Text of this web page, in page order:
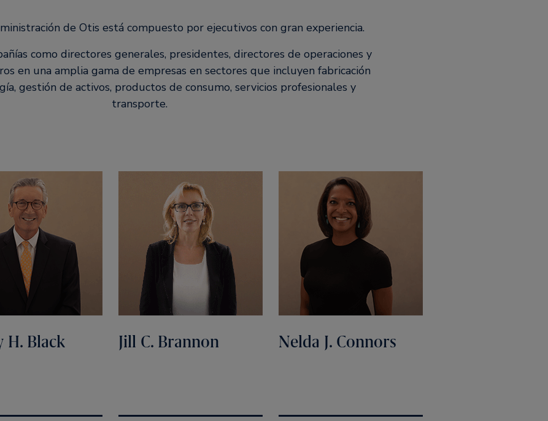
de Otis está compuesto por ejecutivos con gran experiencia.
como directores generales, presidentes, directores de operaciones y
en una amplia gama de empresas en sectores que incluyen fabricación
gestión de activos, productos de consumo, servicios profesionales y
transporte.
H. Black Jill C. Brannon Nelda J. Connors